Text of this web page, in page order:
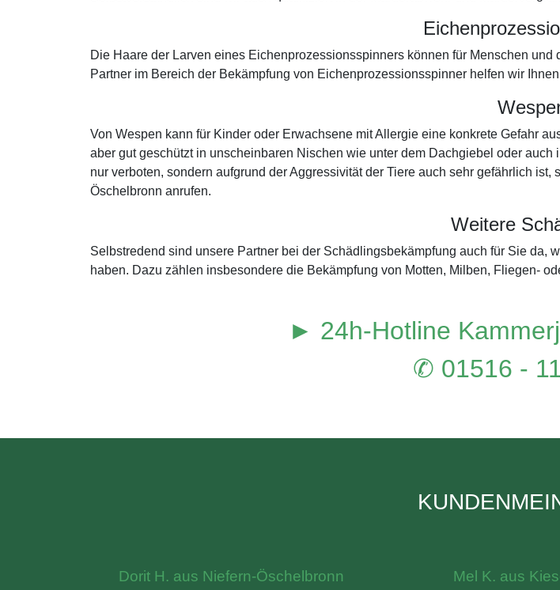
Die Haare der Larven eines Eichenprozessionsspinners können für Menschen
Partner im Bereich der Bekämpfung von Eichenprozessionsspinner helfen wir
Von Wespen kann für Kinder oder Erwachsene mit Allergie eine konkrete Gefahr
aber gut geschützt in unscheinbaren Nischen wie unter dem Dachgiebel oder
nur verboten, sondern aufgrund der Aggressivität der Tiere auch sehr gefährlich
Öschelbronn anrufen.
Weitere
Selbstredend sind unsere Partner bei der Schädlingsbekämpfung auch für Sie
haben. Dazu zählen insbesondere die Bekämpfung von Motten, Milben, Fliegen-
► 24h-Hotline
✆ 01516 -
Dorit H. aus Niefern-Öschelbronn Mel K. aus